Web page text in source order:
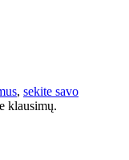
, sekite savo
klausimų.